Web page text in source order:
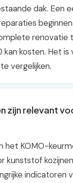
dak. Een
renovatie
kosten. Het is
vergelijken.
zijn relevant
het KOMO-
kunststof
indicatoren